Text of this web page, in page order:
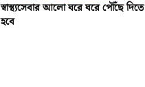
স্বাস্থ্যসেবার আলো ঘরে ঘরে পৌঁছে দিতে
হবে